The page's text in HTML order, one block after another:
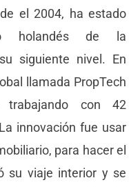
el 2004, ha estado
holandés de la
siguiente nivel. En
llamada PropTech
con 42
innovación fue usar
para hacer el
su viaje interior y se